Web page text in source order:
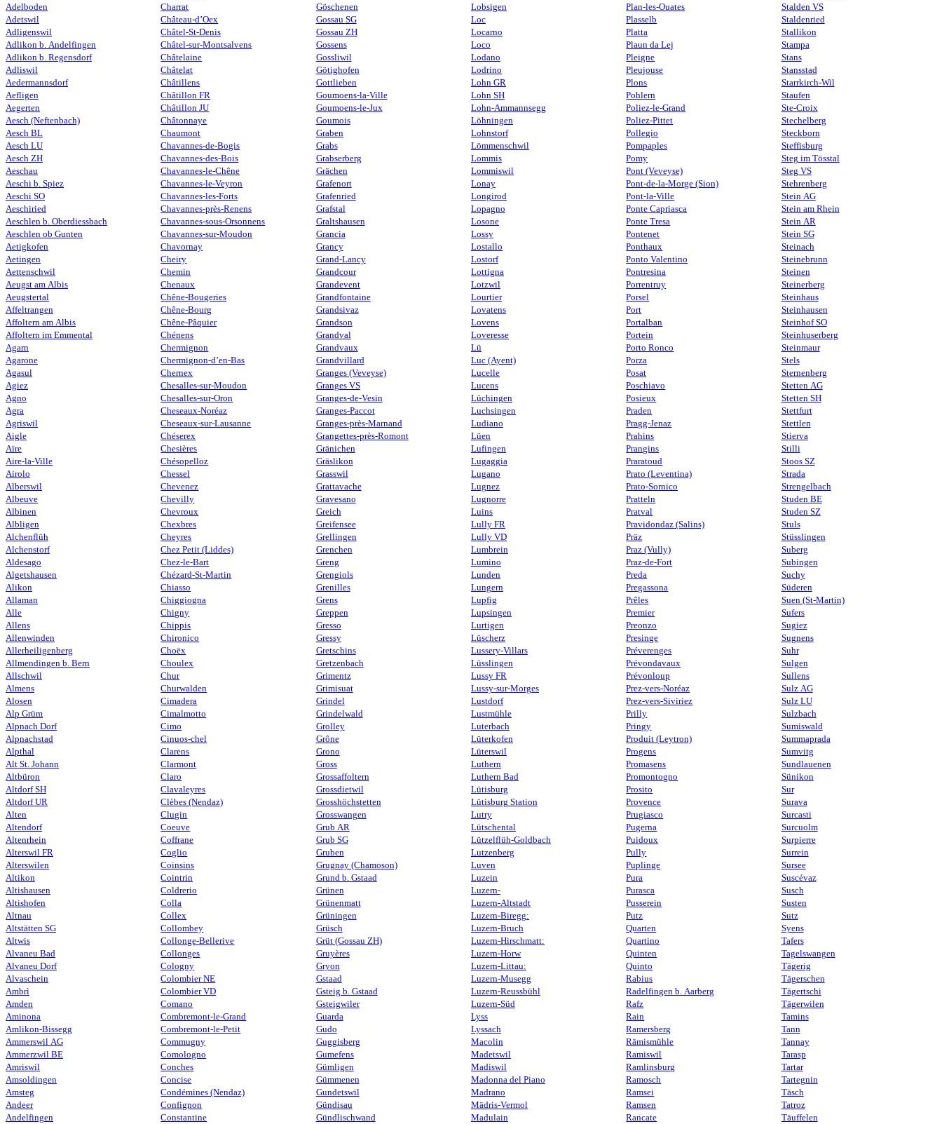
Adelboden
Adetswil
Adligenswil
Adlikon b. Andelfingen
Adlikon b. Regensdorf
Adliswil
Aedermannsdorf
Aefligen
Aegerten
Aesch (Neftenbach)
Aesch BL
Aesch LU
Aesch ZH
Aeschau
Aeschi b. Spiez
Aeschi SO
Aeschiried
Aeschlen b. Oberdiessbach
Aeschlen ob Gunten
Aetigkofen
Aetingen
Aettenschwil
Aeugst am Albis
Aeugstertal
Affeltrangen
Affoltern am Albis
Affoltern im Emmental
Agarn
Agarone
Agasul
Agiez
Agno
Agra
Agriswil
Aigle
Aïre
Aire-la-Ville
Airolo
Alberswil
Albeuve
Albinen
Albligen
Alchenflüh
Alchenstorf
Aldesago
Algetshausen
Alikon
Allaman
Alle
Allens
Allenwinden
Allerheiligenberg
Allmendingen b. Bern
Allschwil
Almens
Alosen
Alp Grüm
Alpnach Dorf
Alpnachstad
Alpthal
Alt St. Johann
Altbüron
Altdorf SH
Altdorf UR
Alten
Altendorf
Altenrhein
Alterswil FR
Alterswilen
Altikon
Altishausen
Altishofen
Altnau
Altstätten SG
Altwis
Alvaneu Bad
Alvaneu Dorf
Alvaschein
Ambrì
Amden
Aminona
Amlikon-Bissegg
Ammerswil AG
Ammerzwil BE
Amriswil
Amsoldingen
Amsteg
Andeer
Andelfingen
Charrat
Château-d’Oex
Châtel-St-Denis
Châtel-sur-Montsalvens
Châtelaine
Châtelat
Châtillens
Châtillon FR
Châtillon JU
Châtonnaye
Chaumont
Chavannes-de-Bogis
Chavannes-des-Bois
Chavannes-le-Chêne
Chavannes-le-Veyron
Chavannes-les-Forts
Chavannes-près-Renens
Chavannes-sous-Orsonnens
Chavannes-sur-Moudon
Chavornay
Cheiry
Chemin
Chenaux
Chêne-Bougeries
Chêne-Bourg
Chêne-Pâquier
Chénens
Chermignon
Chermignon-d’en-Bas
Chernex
Chesalles-sur-Moudon
Chesalles-sur-Oron
Cheseaux-Noréaz
Cheseaux-sur-Lausanne
Chéserex
Chesières
Chésopelloz
Chessel
Chevenez
Chevilly
Chevroux
Chexbres
Cheyres
Chez Petit (Liddes)
Chez-le-Bart
Chézard-St-Martin
Chiasso
Chiggiogna
Chigny
Chippis
Chironico
Choëx
Choulex
Chur
Churwalden
Cimadera
Cimalmotto
Cimo
Cinuos-chel
Clarens
Clarmont
Claro
Clavaleyres
Clèbes (Nendaz)
Clugin
Coeuve
Coffrane
Coglio
Coinsins
Cointrin
Coldrerio
Colla
Collex
Collombey
Collonge-Bellerive
Collonges
Cologny
Colombier NE
Colombier VD
Comano
Combremont-le-Grand
Combremont-le-Petit
Commugny
Comologno
Conches
Concise
Condémines (Nendaz)
Confignon
Constantine
Göschenen
Gossau SG
Gossau ZH
Gossens
Gossliwil
Götighofen
Gottlieben
Goumoens-la-Ville
Goumoens-le-Jux
Goumois
Graben
Grabs
Grabserberg
Grächen
Grafenort
Grafenried
Grafstal
Graltshausen
Grancia
Grancy
Grand-Lancy
Grandcour
Grandevent
Grandfontaine
Grandsivaz
Grandson
Grandval
Grandvaux
Grandvillard
Granges (Veveyse)
Granges VS
Granges-de-Vesin
Granges-Paccot
Granges-près-Marnand
Grangettes-près-Romont
Gränichen
Gräslikon
Grasswil
Grattavache
Gravesano
Greich
Greifensee
Grellingen
Grenchen
Greng
Grengiols
Grenilles
Grens
Greppen
Gresso
Gressy
Gretschins
Gretzenbach
Grimentz
Grimisuat
Grindel
Grindelwald
Grolley
Grône
Grono
Gross
Grossaffoltern
Grossdietwil
Grosshöchstetten
Grosswangen
Grub AR
Grub SG
Gruben
Grugnay (Chamoson)
Grund b. Gstaad
Grünen
Grünenmatt
Grüningen
Grüsch
Grüt (Gossau ZH)
Gruyères
Gryon
Gstaad
Gsteig b. Gstaad
Gsteigwiler
Guarda
Gudo
Guggisberg
Gumefens
Gümligen
Gümmenen
Gundetswil
Gündisau
Gündlischwand
Lobsigen
Loc
Locarno
Loco
Lodano
Lodrino
Lohn GR
Lohn SH
Lohn-Ammannsegg
Löhningen
Lohnstorf
Lömmenschwil
Lommis
Lommiswil
Lonay
Longirod
Lopagno
Losone
Lossy
Lostallo
Lostorf
Lottigna
Lotzwil
Lourtier
Lovatens
Lovens
Loveresse
Lü
Luc (Ayent)
Lucelle
Lucens
Lüchingen
Luchsingen
Ludiano
Lüen
Lufingen
Lugaggia
Lugano
Lugnez
Lugnorre
Luins
Lully FR
Lully VD
Lumbrein
Lumino
Lunden
Lungern
Lupfig
Lupsingen
Lurtigen
Lüscherz
Lussery-Villars
Lüsslingen
Lussy FR
Lussy-sur-Morges
Lustdorf
Lustmühle
Luterbach
Lüterkofen
Lüterswil
Luthern
Luthern Bad
Lütisburg
Lütisburg Station
Lutry
Lütschental
Lützelflüh-Goldbach
Lutzenberg
Luven
Luzein
Luzern-
Luzern-Altstadt
Luzern-Biregg:
Luzern-Bruch
Luzern-Hirschmatt:
Luzern-Horw
Luzern-Littau:
Luzern-Musegg
Luzern-Reussbühl
Luzern-Süd
Lyss
Lyssach
Macolin
Madetswil
Madiswil
Madonna del Piano
Madrano
Mädris-Vermol
Madulain
Plan-les-Ouates
Plasselb
Platta
Plaun da Lej
Pleigne
Pleujouse
Plons
Pohlern
Poliez-le-Grand
Poliez-Pittet
Pollegio
Pompaples
Pomy
Pont (Veveyse)
Pont-de-la-Morge (Sion)
Pont-la-Ville
Ponte Capriasca
Ponte Tresa
Pontenet
Ponthaux
Ponto Valentino
Pontresina
Porrentruy
Porsel
Port
Portalban
Portein
Porto Ronco
Porza
Posat
Poschiavo
Posieux
Praden
Pragg-Jenaz
Prahins
Prangins
Praratoud
Prato (Leventina)
Prato-Sornico
Pratteln
Pratval
Pravidondaz (Salins)
Präz
Praz (Vully)
Praz-de-Fort
Preda
Pregassona
Prêles
Premier
Preonzo
Presinge
Préverenges
Prévondavaux
Prévonloup
Prez-vers-Noréaz
Prez-vers-Siviriez
Prilly
Pringy
Produit (Leytron)
Progens
Promasens
Promontogno
Prosito
Provence
Prugiasco
Pugerna
Puidoux
Pully
Puplinge
Pura
Purasca
Pusserein
Putz
Quarten
Quartino
Quinten
Quinto
Rabius
Radelfingen b. Aarberg
Rafz
Rain
Ramersberg
Rämismühle
Ramiswil
Ramlinsburg
Ramosch
Ramsei
Ramsen
Rancate
Stalden VS
Staldenried
Stallikon
Stampa
Stans
Stansstad
Starrkirch-Wil
Staufen
Ste-Croix
Stechelberg
Steckborn
Steffisburg
Steg im Tösstal
Steg VS
Stehrenberg
Stein AG
Stein am Rhein
Stein AR
Stein SG
Steinach
Steinebrunn
Steinen
Steinerberg
Steinhaus
Steinhausen
Steinhof SO
Steinhuserberg
Steinmaur
Stels
Sternenberg
Stetten AG
Stetten SH
Stettfurt
Stettlen
Stierva
Stilli
Stoos SZ
Strada
Strengelbach
Studen BE
Studen SZ
Stuls
Stüsslingen
Suberg
Subingen
Suchy
Süderen
Suen (St-Martin)
Sufers
Sugiez
Sugnens
Suhr
Sulgen
Sullens
Sulz AG
Sulz LU
Sulzbach
Sumiswald
Summaprada
Sumvitg
Sundlauenen
Sünikon
Sur
Surava
Surcasti
Surcuolm
Surpierre
Surrein
Sursee
Suscévaz
Susch
Susten
Sutz
Syens
Tafers
Tagelswangen
Tägerig
Tägerschen
Tägertschi
Tägerwilen
Tamins
Tann
Tannay
Tarasp
Tartar
Tartegnin
Täsch
Tatroz
Täuffelen